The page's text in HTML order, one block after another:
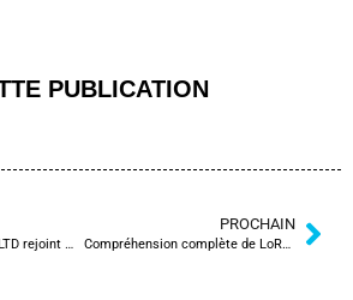
PUBLICATION
MOKO TECHNOLOGY LTD rejoint les membres de LoRa Alliance®
PROCHAIN
Compréhension complète de LoRa et LoRaWAN